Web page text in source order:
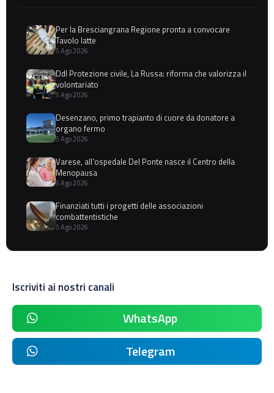
Per la Bresciangrana Regione pronta a convocare
Tavolo latte
5 Ago 2026
Ddl Protezione civile, La Russa: riforma che valorizza il
volontariato
5 Ago 2026
Desenzano, primo trapianto di cuore da donatore a
organo fermo
5 Ago 2026
Varese, all'ospedale Del Ponte nasce il Centro della
Menopausa
5 Ago 2026
Finanziati tutti i progetti delle associazioni
combattentistiche
5 Ago 2026
Iscriviti ai nostri canali
WhatsApp
Telegram